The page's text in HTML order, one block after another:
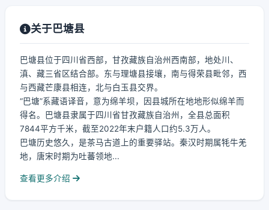
关于巴塘县
巴塘县位于四川省西部，甘孜藏族自治州西南部，地处川、
滇、藏三省区结合部。东与理塘县接壤，南与得荣县毗邻，西
与西藏芒康县相连，北与白玉县交界。
“巴塘”系藏语译音，意为绵羊坝，因县城所在地地形似绵羊而
得名。巴塘县隶属于四川省甘孜藏族自治州，全县总面积
7844平方千米，截至2022年末户籍人口约5.3万人。
巴塘历史悠久，是茶马古道上的重要驿站。秦汉时期属牦牛羌
地，唐宋时期为吐蕃领地...
查看更多介绍